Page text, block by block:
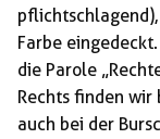
Farbe
die Parole
Rechts finden
auch bei der